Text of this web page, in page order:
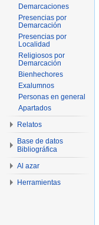
Demarcaciones
Presencias por
Demarcación
Presencias por
Localidad
Religiosos por
Demarcación
Bienhechores
Exalumnos
Personas en general
Apartados
Relatos
Base de datos
Bibliográfica
Al azar
Herramientas